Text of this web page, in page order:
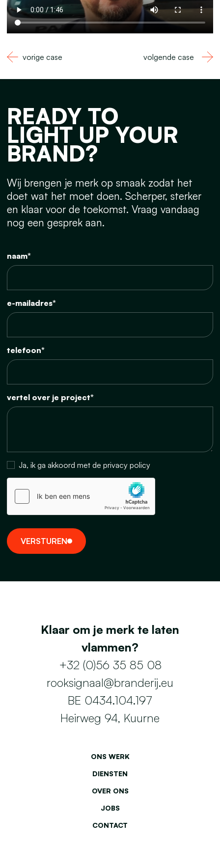
vorige case volgende case
READY TO
LIGHT UP YOUR
BRAND?
Wij brengen je merk op smaak zodat het
doet wat het moet doen. Scherper, sterker
en klaar voor de toekomst. Vraag vandaag
nog een gesprek aan.
naam*
e-mailadres*
telefoon*
vertel over je project*
Ja, ik ga akkoord met de privacy policy
VERSTUREN
Klaar om je merk te laten
vlammen?
+32 (0)56 35 85 08
rooksignaal@branderij.eu
BE 0434.104.197
Heirweg 94, Kuurne
ONS WERK
DIENSTEN
OVER ONS
JOBS
CONTACT